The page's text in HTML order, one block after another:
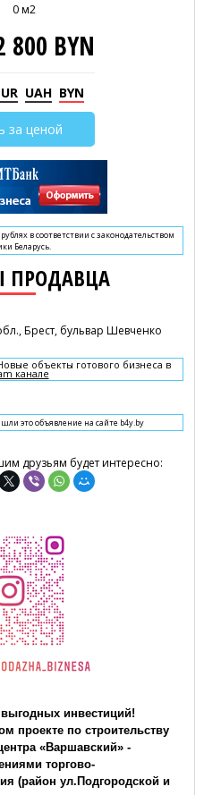
0 м2
800 BYN
UAH BYN
за ценой
в соответствии с законодательством
Беларусь.
ПРОДАВЦА
Брест, бульвар Шевченко
объекты готового бизнеса в
канале
это объявление на сайте b4y.by
друзьям будет интересно:
инвестиций!
проекте по строительству
«Варшавский» -
торгово-
(район ул.Подгородской и